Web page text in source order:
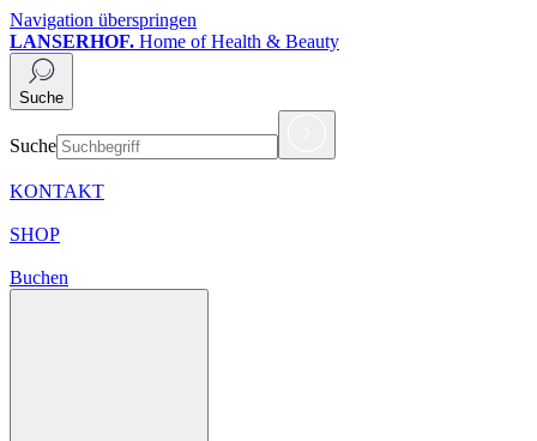
Navigation überspringen
LANSERHOF. Home of Health & Beauty
Suche
Suche
KONTAKT
SHOP
Buchen